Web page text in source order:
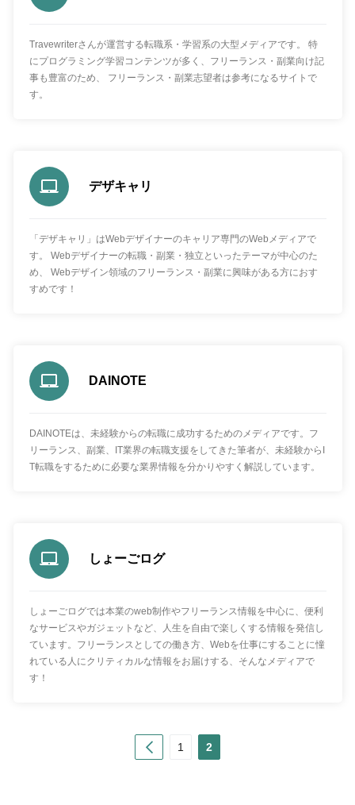
Travewriterさんが運営する転職系・学習系の大型メディアです。 特
にプログラミング学習コンテンツが多く、フリーランス・副業向け記
事も豊富のため、 フリーランス・副業志望者は参考になるサイトで
す。
デザキャリ
「デザキャリ」はWebデザイナーのキャリア専門のWebメディアで
す。 Webデザイナーの転職・副業・独立といったテーマが中心のた
め、 Webデザイン領域のフリーランス・副業に興味がある方におす
すめです！
DAINOTE
DAINOTEは、未経験からの転職に成功するためのメディアです。フ
リーランス、副業、IT業界の転職支援をしてきた筆者が、未経験からI
T転職をするために必要な業界情報を分かりやすく解説しています。
しょーごログ
しょーごログでは本業のweb制作やフリーランス情報を中心に、便利
なサービスやガジェットなど、人生を自由で楽しくする情報を発信し
ています。フリーランスとしての働き方、Webを仕事にすることに憧
れている人にクリティカルな情報をお届けする、そんなメディアで
す！
Prev1 2